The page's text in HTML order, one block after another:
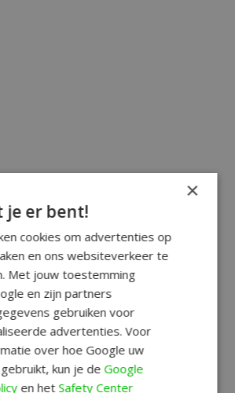
×
je er bent!
cookies om advertenties op
en ons websiteverkeer te
Met jouw toestemming
en zijn partners
gebruiken voor
advertenties. Voor
over hoe Google uw
kun je deGoogle
en hetSafety Center